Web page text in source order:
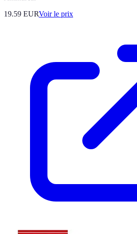
19.59 EURVoir le prix